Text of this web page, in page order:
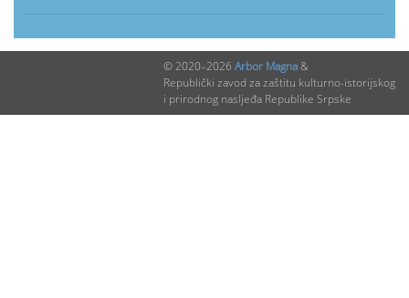
© 2020–2026 Arbor Magna&
Republički zavod za zaštitu kulturno-istorijskog
i prirodnog nasljeđa Republike Srpske